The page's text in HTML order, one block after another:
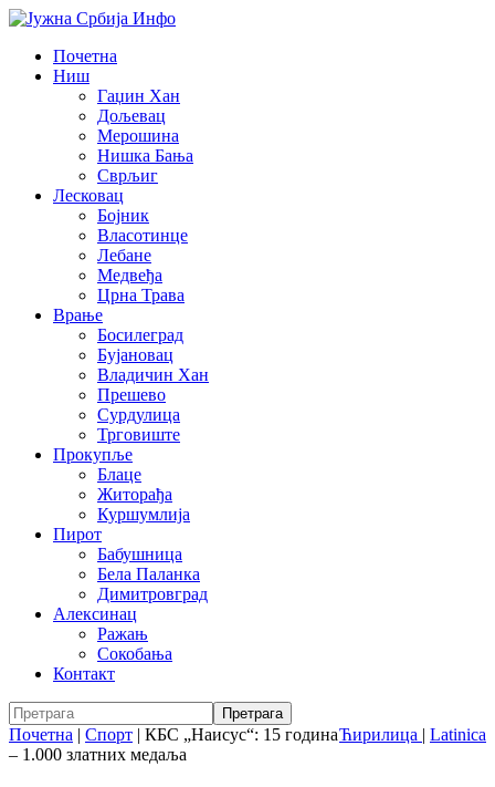
Почетна
Ниш
Гаџин Хан
Дољевац
Мерошина
Нишка Бања
Сврљиг
Лесковац
Бојник
Власотинце
Лебане
Медвеђа
Црна Трава
Врање
Босилеград
Бујановац
Владичин Хан
Прешево
Сурдулица
Трговиште
Прокупље
Блаце
Житорађа
Куршумлија
Пирот
Бабушница
Бела Паланка
Димитровград
Алексинац
Ражањ
Сокобања
Контакт
Ћирилица | Latinica
Почетна | Спорт | КБС „Наисус“: 15 година
– 1.000 златних медаља